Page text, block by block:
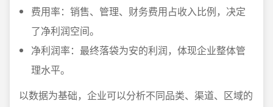
费用率：销售、管理、财务费用占收入比例，决定
了净利润空间。
净利润率：最终落袋为安的利润，体现企业整体管
理水平。
以数据为基础，企业可以分析不同品类、渠道、区域的